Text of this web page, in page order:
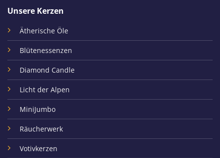
Unsere Kerzen
Ätherische Öle
Blütenessenzen
Diamond Candle
Licht der Alpen
MiniJumbo
Räucherwerk
Votivkerzen